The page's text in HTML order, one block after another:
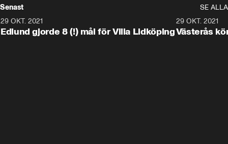
Senast
SE ALLA
29 OKT. 2021
Edlund gjorde 8 (!) mål för Villa Lidköping
29 OKT. 2021
Västerås